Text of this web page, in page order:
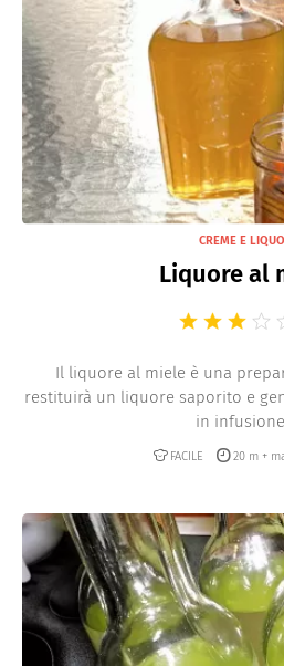
CREME E
Liquore al
Il liquore al miele è una
restituirà un liquore saporito e
in infusione
FACILE 20 m +